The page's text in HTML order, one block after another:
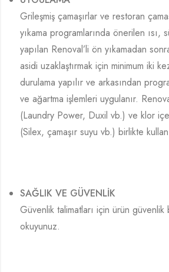
Grileşmiş çamaşırlar ve restoran
yıkama programlarında önerilen ısı,
yapılan Renoval’li ön yıkamadan
asidi uzaklaştırmak için minimum iki
durulama yapılır ve arkasından
ve ağartma işlemleri uygulanır.
(Laundry Power, Duxil vb.) ve klor
(Silex, çamaşır suyu vb.) birlikte
SAĞLIK VE GÜVENLİK
Güvenlik talimatları için ürün güvenlik
okuyunuz.